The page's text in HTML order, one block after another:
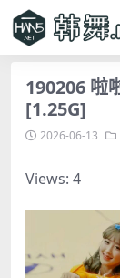
190206 啦
[1.25G]
2026-06-13
Views: 4